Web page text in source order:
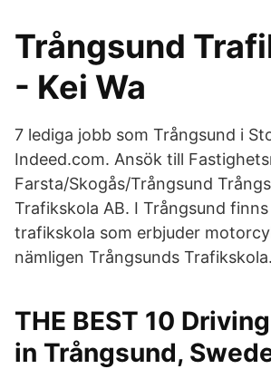
Trångsund
- Kei Wa
7 lediga jobb som Trångsund i
Indeed.com. Ansök till
Farsta/Skogås/Trångsund
Trafikskola AB. I Trångsund
trafikskola som erbjuder
nämligen Trångsunds Trafikskola.
THE BEST 10
in Trångsund,